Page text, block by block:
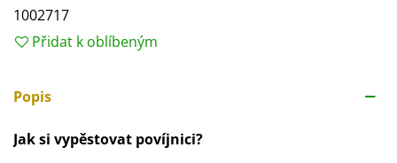
1002717
Přidat k oblíbeným
Popis
Jak si vypěstovat povíjnici?